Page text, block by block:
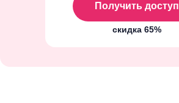
скидка 65%
Получить доступ